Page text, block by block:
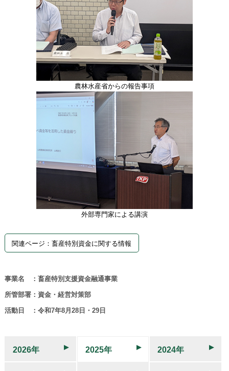
農林水産省からの報告事項
外部専門家による講演
関連ページ：畜産特別資金に関する情報
事業名 ：畜産特別支援資金融通事業
所管部署：資金・経営対策部
活動日 ：令和7年8月28日・29日
2026年 2025年 2024年